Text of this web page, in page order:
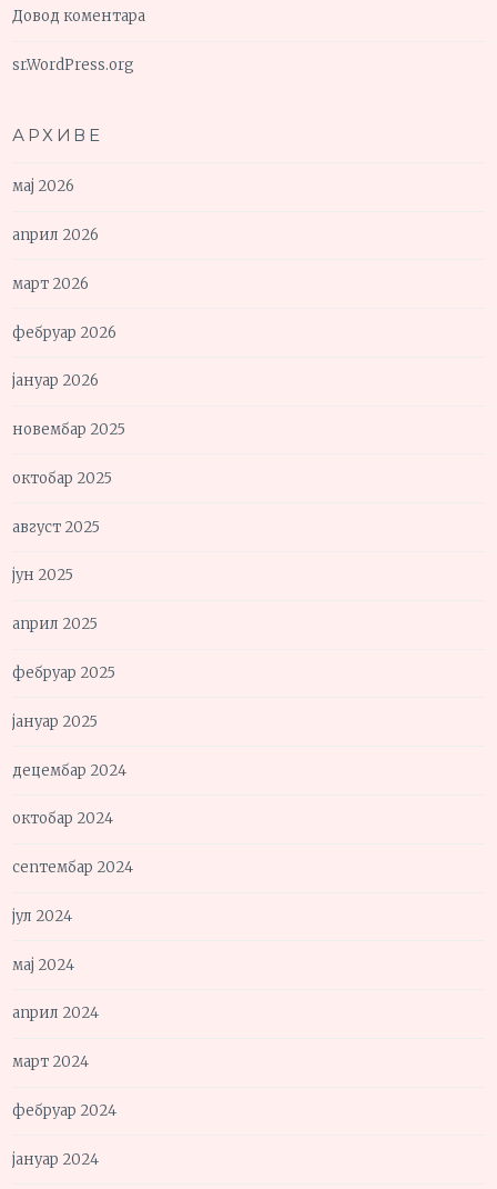
Довод коментара
sr.WordPress.org
АРХИВЕ
мај 2026
април 2026
март 2026
фебруар 2026
јануар 2026
новембар 2025
октобар 2025
август 2025
јун 2025
април 2025
фебруар 2025
јануар 2025
децембар 2024
октобар 2024
септембар 2024
јул 2024
мај 2024
април 2024
март 2024
фебруар 2024
јануар 2024